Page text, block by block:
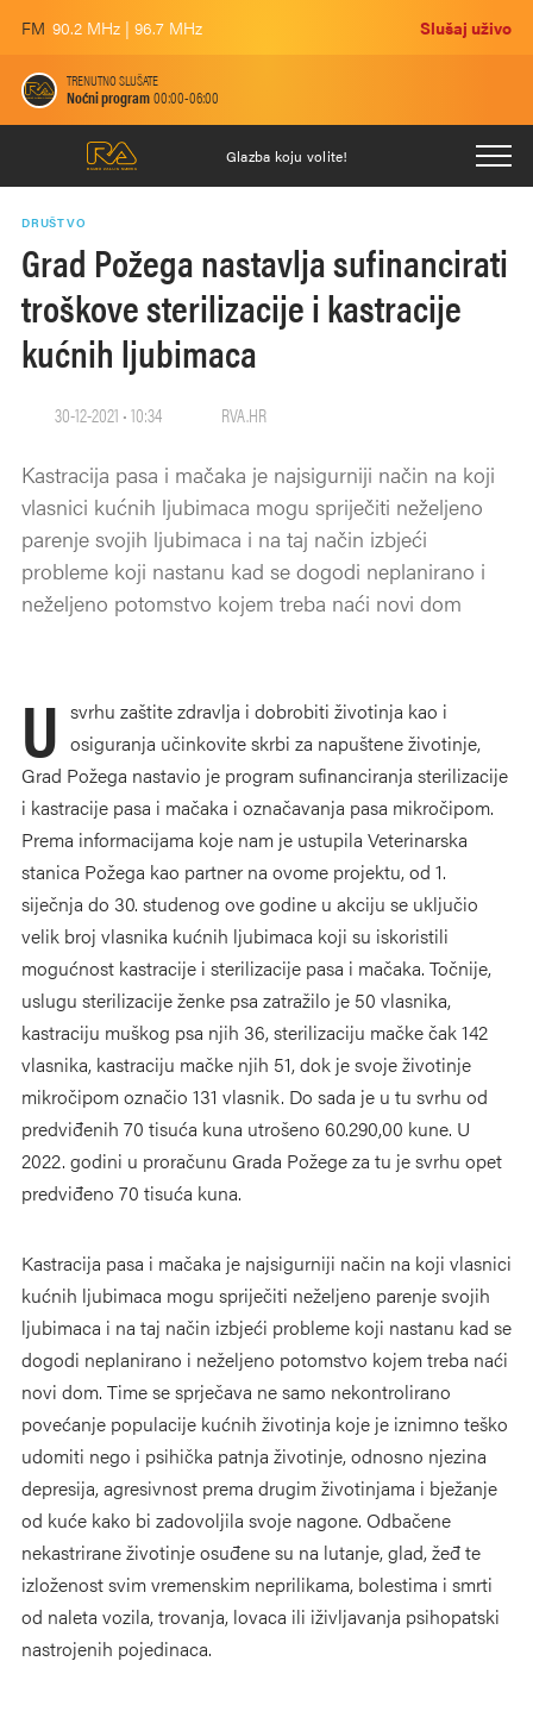
FM 90.2 MHz | 96.7 MHz Slušaj uživo
TRENUTNO SLUŠATE
Noćni program00:00-06:00
Glazba koju volite!
DRUŠTVO
Grad Požega nastavlja sufinancirati
troškove sterilizacije i kastracije
kućnih ljubimaca
30-12-2021 • 10:34 RVA.HR
Kastracija pasa i mačaka je najsigurniji način na koji
vlasnici kućnih ljubimaca mogu spriječiti neželjeno
parenje svojih ljubimaca i na taj način izbjeći
probleme koji nastanu kad se dogodi neplanirano i
neželjeno potomstvo kojem treba naći novi dom
U svrhu zaštite zdravlja i dobrobiti životinja kao i
osiguranja učinkovite skrbi za napuštene životinje,
Grad Požega nastavio je program sufinanciranja sterilizacije
i kastracije pasa i mačaka i označavanja pasa mikročipom.
Prema informacijama koje nam je ustupila Veterinarska
stanica Požega kao partner na ovome projektu, od 1.
siječnja do 30. studenog ove godine u akciju se uključio
velik broj vlasnika kućnih ljubimaca koji su iskoristili
mogućnost kastracije i sterilizacije pasa i mačaka. Točnije,
uslugu sterilizacije ženke psa zatražilo je 50 vlasnika,
kastraciju muškog psa njih 36, sterilizaciju mačke čak 142
vlasnika, kastraciju mačke njih 51, dok je svoje životinje
mikročipom označio 131 vlasnik. Do sada je u tu svrhu od
predviđenih 70 tisuća kuna utrošeno 60.290,00 kune. U
2022. godini u proračunu Grada Požege za tu je svrhu opet
predviđeno 70 tisuća kuna.
Kastracija pasa i mačaka je najsigurniji način na koji vlasnici
kućnih ljubimaca mogu spriječiti neželjeno parenje svojih
ljubimaca i na taj način izbjeći probleme koji nastanu kad se
dogodi neplanirano i neželjeno potomstvo kojem treba naći
novi dom. Time se sprječava ne samo nekontrolirano
povećanje populacije kućnih životinja koje je iznimno teško
udomiti nego i psihička patnja životinje, odnosno njezina
depresija, agresivnost prema drugim životinjama i bježanje
od kuće kako bi zadovoljila svoje nagone. Odbačene
nekastrirane životinje osuđene su na lutanje, glad, žeđ te
izloženost svim vremenskim neprilikama, bolestima i smrti
od naleta vozila, trovanja, lovaca ili iživljavanja psihopatski
nastrojenih pojedinaca.